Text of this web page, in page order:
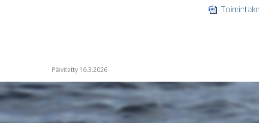
Päivitetty 16.3.2026